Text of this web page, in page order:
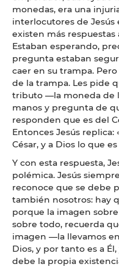
monedas, era una
interlocutores de
existen más respuestas
Estaban esperando,
pregunta estaban
caer en su trampa.
de la trampa. Les pide
tributo —la moneda de
manos y pregunta de
responden que es del
Entonces Jesús replica:
César, y a Dios lo que es
Y con esta respuesta,
polémica. Jesús
reconoce que se debe
también nosotros: hay
porque la imagen
sobre todo, recuerda
imagen —la llevamos
Dios, y por tanto es a
debe la propia